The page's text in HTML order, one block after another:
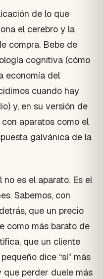
de lo que
el cerebro y la
compra. Bebe de
cognitiva (cómo
economía del
cuando hay
y, en su versión de
aparatos como el
galvánica de la
es el aparato. Es el
Sabemos, con
que un precio
como más barato de
que un cliente
dice “sí” más
perder duele más